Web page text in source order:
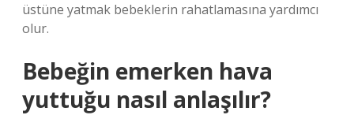
üstüne yatmak bebeklerin rahatlamasına yardımcı
olur.
Bebeğin emerken hava
yuttuğu nasıl anlaşılır?